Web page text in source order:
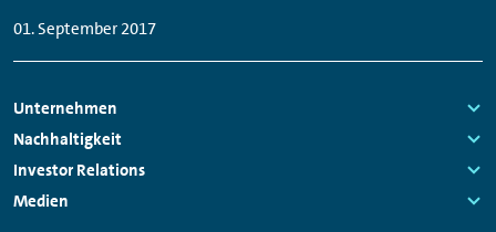
01. September 2017
Footer
Navigation
Unternehmen
Links:
Nachhaltigkeit
Links:
Investor Relations
Links:
Medien